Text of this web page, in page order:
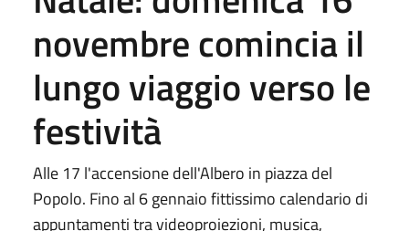
novembre comincia il
lungo viaggio verso le
festività
Alle 17 l'accensione dell'Albero in piazza del
Popolo. Fino al 6 gennaio fittissimo calendario di
appuntamenti tra videoproiezioni, musica,